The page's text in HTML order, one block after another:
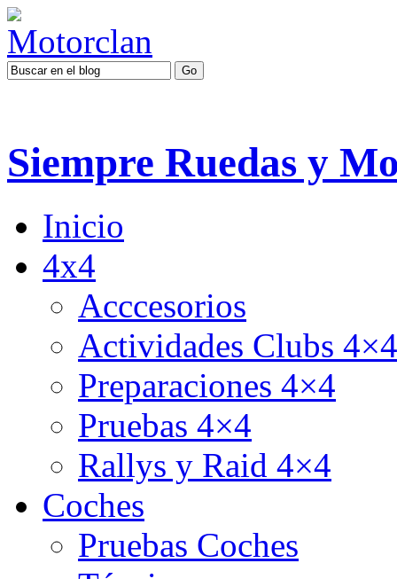
Siempre Ruedas y
Inicio
4x4
Acccesorios
Actividades Clubs 4×4
Preparaciones 4×4
Pruebas 4×4
Rallys y Raid 4×4
Coches
Pruebas Coches